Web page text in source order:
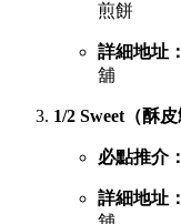
煎餅
詳細地址：
舖
1/2 Sweet（酥
必點推介：
詳細地址：